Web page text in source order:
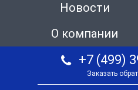
Новости
О компании
+7 (499)
Заказать